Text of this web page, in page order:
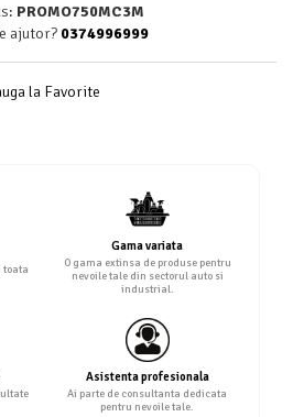
PROMO750MC3M
ajutor? 0374996999
la Favorite
toata
Gama variata
O gama extinsa de produse pentru
nevoile tale din sectorul auto si
industrial.
Asistenta profesionala
Ai parte de consultanta dedicata
pentru nevoile tale.